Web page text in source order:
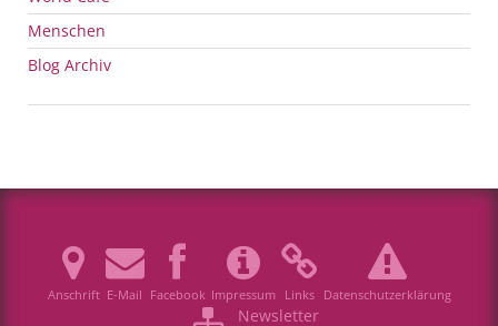
Menschen
Blog Archiv
Anschrift E-Mail Facebook Impressum Links Datenschutzerklärung
Newsletter